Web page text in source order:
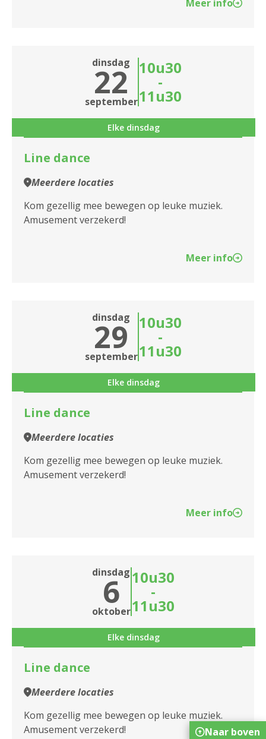
Meer info
dinsdag
22
september
10u30
-
11u30
Elke dinsdag
Line dance
Meerdere locaties
Kom gezellig mee bewegen op leuke muziek.
Amusement verzekerd!
Meer info
dinsdag
29
september
10u30
-
11u30
Elke dinsdag
Line dance
Meerdere locaties
Kom gezellig mee bewegen op leuke muziek.
Amusement verzekerd!
Meer info
dinsdag
6
oktober
10u30
-
11u30
Elke dinsdag
Line dance
Meerdere locaties
Kom gezellig mee bewegen op leuke muziek.
Amusement verzekerd!
Naar boven